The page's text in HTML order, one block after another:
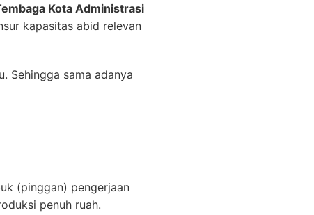
Kota Administrasi
kapasitas abid relevan
Sehingga sama adanya
(pinggan) pengerjaan
penuh ruah.